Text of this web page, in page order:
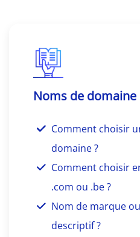
Noms de domaine
Comment choisir
domaine ?
Comment choisir
.com ou .be ?
Nom de marque
descriptif ?